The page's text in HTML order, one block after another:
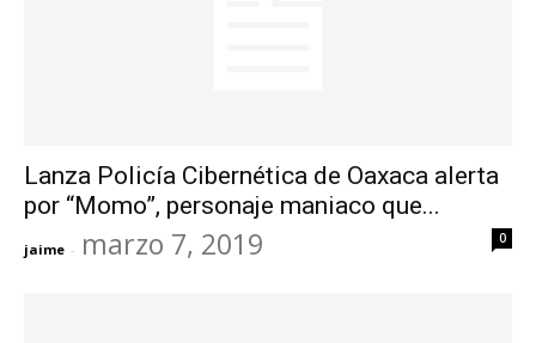
Lanza Policía Cibernética de Oaxaca alerta
por “Momo”, personaje maniaco que...
jaime - marzo 7, 2019 0